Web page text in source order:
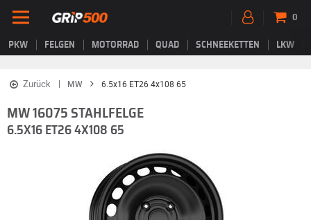
PKW FELGEN MOTORRAD QUAD SCHNEEKETTEN LKW
0
Zurück MW 6.5x16 ET26 4x108 65
MW 16075 STAHLFELGE
6.5X16 ET26 4X108 65